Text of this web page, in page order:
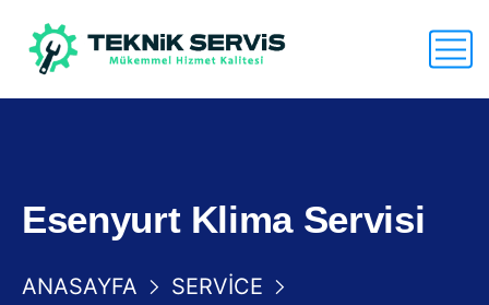
Esenyurt Klima Servisi
ANASAYFA
SERVICE